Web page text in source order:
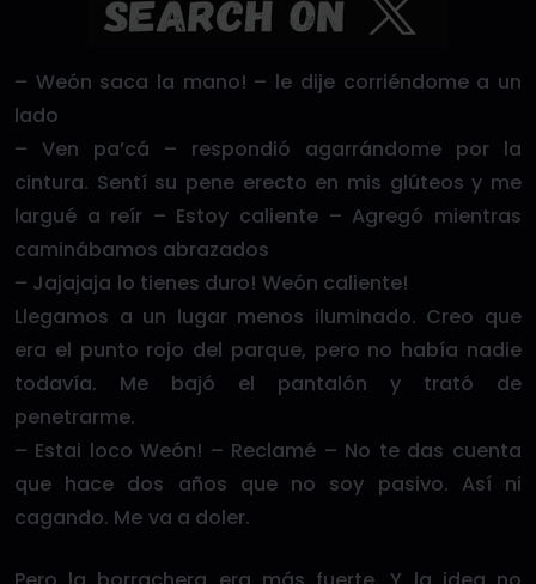
– Weón saca la mano! – le dije corriéndome a un
lado
– Ven pa’cá – respondió agarrándome por la
cintura. Sentí su pene erecto en mis glúteos y me
largué a reír – Estoy caliente – Agregó mientras
caminábamos abrazados
– Jajajaja lo tienes duro! Weón caliente!
Llegamos a un lugar menos iluminado. Creo que
era el punto rojo del parque, pero no había nadie
todavía. Me bajó el pantalón y trató de
penetrarme.
– Estai loco Weón! – Reclamé – No te das cuenta
que hace dos años que no soy pasivo. Así ni
cagando. Me va a doler.